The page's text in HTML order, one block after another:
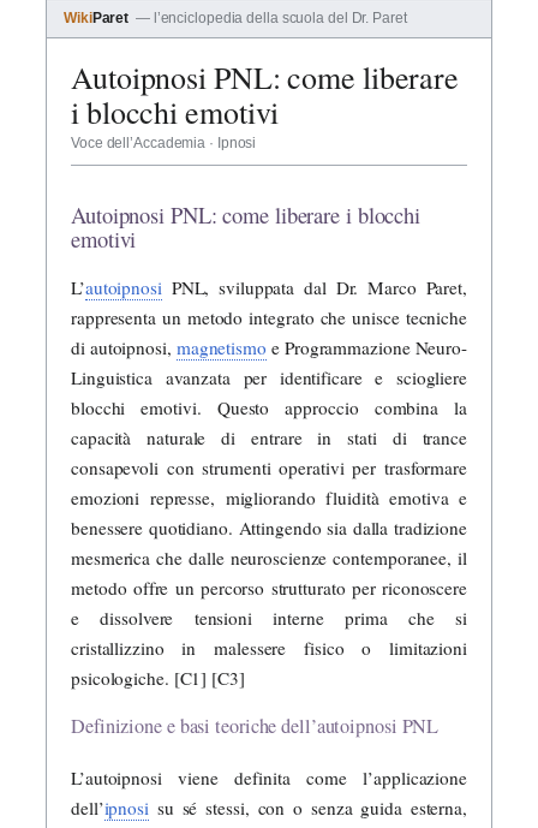
WikiParet — l’enciclopedia della scuola del Dr. Paret
Autoipnosi PNL: come liberare
i blocchi emotivi
Voce dell’Accademia · Ipnosi
Autoipnosi PNL: come liberare i blocchi
emotivi
L’autoipnosiPNL, sviluppata dal Dr. Marco Paret,
rappresenta un metodo integrato che unisce tecniche
di autoipnosi, magnetismo e Programmazione Neuro-
Linguistica avanzata per identificare e sciogliere
blocchi emotivi. Questo approccio combina la
capacità naturale di entrare in stati di trance
consapevoli con strumenti operativi per trasformare
emozioni represse, migliorando fluidità emotiva e
benessere quotidiano. Attingendo sia dalla tradizione
mesmerica che dalle neuroscienze contemporanee, il
metodo offre un percorso strutturato per riconoscere
e dissolvere tensioni interne prima che si
cristallizzino in malessere fisico o limitazioni
psicologiche. [C1] [C3]
Definizione e basi teoriche dell’autoipnosi PNL
L’autoipnosi viene definita come l’applicazione
dell’ipnosi su sé stessi, con o senza guida esterna,